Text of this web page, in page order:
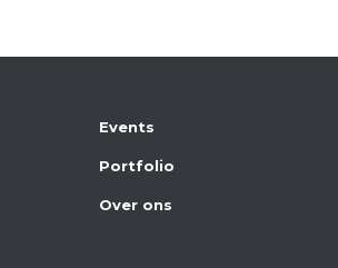
Events
Portfolio
Over ons